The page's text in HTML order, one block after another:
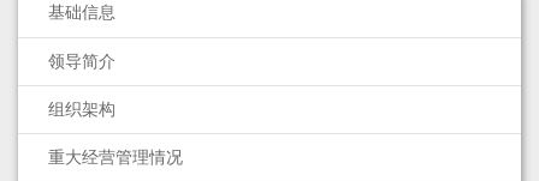
基础信息
领导简介
组织架构
重大经营管理情况